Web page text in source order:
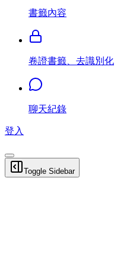
書籤內容
卷證書籤、去識別化
聊天紀錄
登入
Toggle Sidebar